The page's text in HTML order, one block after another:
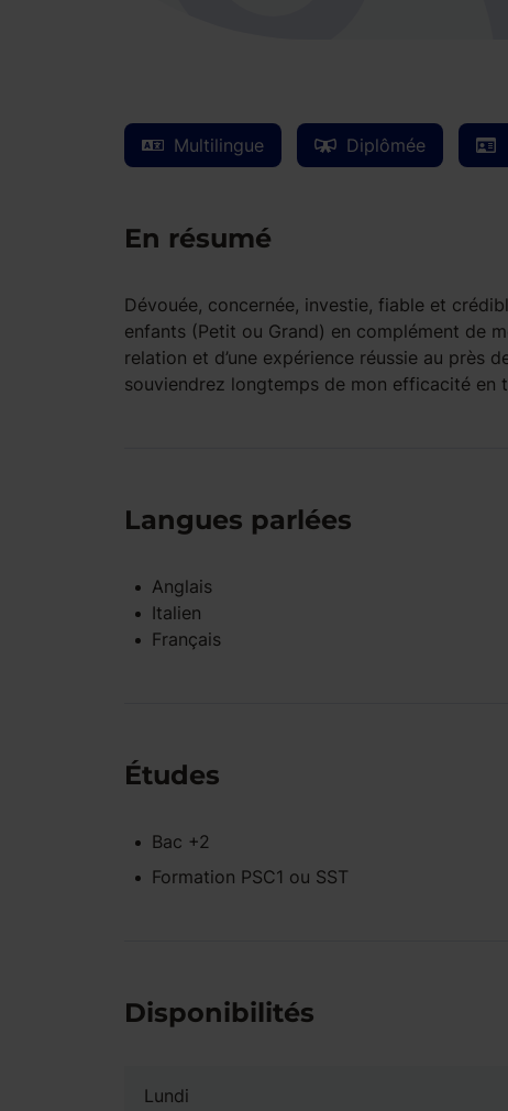
Multilingue Diplômée
En résumé
Dévouée, concernée, investie, fiable et
enfants (Petit ou Grand) en complément de
relation et d’une expérience réussie au près
souviendrez longtemps de mon efficacité en
Langues parlées
Anglais
Italien
Français
Études
Bac +2
Formation PSC1 ou SST
Disponibilités
Lundi